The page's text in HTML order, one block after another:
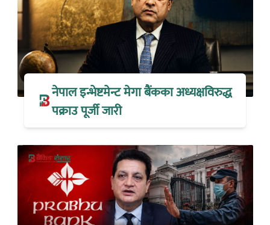
नेपाल इन्भेष्टमेन्ट मेगा बैंकका अध्यक्षविरुद्ध
पक्राउ पूर्जी जारी